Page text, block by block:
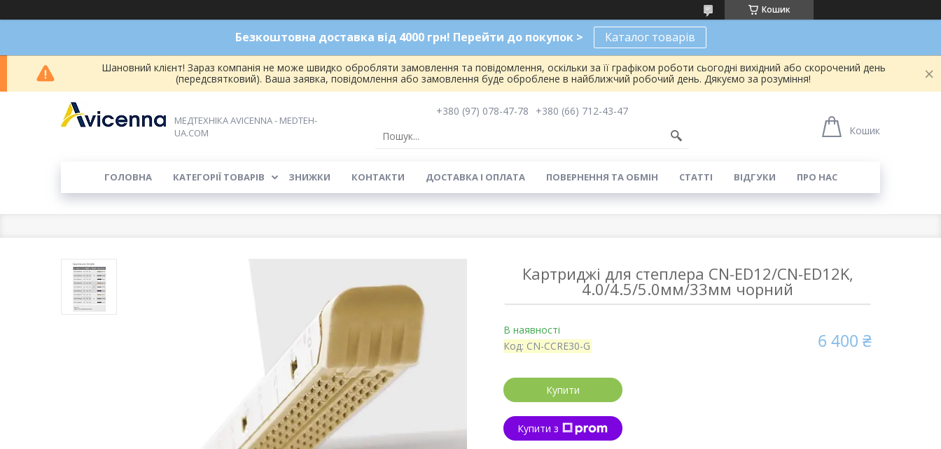
Кошик
Безкоштовна доставка від 4000 грн! Перейти до покупок > Каталог товарів
Шановний клієнт! Зараз компанія не може швидко обробляти замовлення та повідомлення, оскільки за її графіком роботи сьогодні вихідний або скорочений день
(передсвятковий). Ваша заявка, повідомлення або замовлення буде оброблене в найближчий робочий день. Дякуємо за розуміння!
МЕДТЕХНІКА AVICENNA - MEDTEH-
UA.COM
+380 (97) 078-47-78
+380 (66) 712-43-47
Кошик
ГОЛОВНА КАТЕГОРІЇ ТОВАРІВ ЗНИЖКИ КОНТАКТИ ДОСТАВКА І ОПЛАТА ПОВЕРНЕННЯ ТА ОБМІН СТАТТІ ВІДГУКИ ПРО НАС
Картриджі для степлера CN-ED12/CN-ED12K,
4.0/4.5/5.0мм/33мм чорний
В наявності
Код: CN-CCRE30-G 6 400 ₴
Купити
Купити з